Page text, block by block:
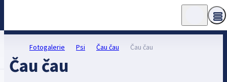
Fotogalerie Psi Čau čau Čau čau
Čau čau